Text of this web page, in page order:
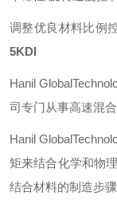
调整优良材料比例
5KDI
Hanil
司专门从事高速混合
Hanil
矩来结合化学和物
结合材料的制造步骤